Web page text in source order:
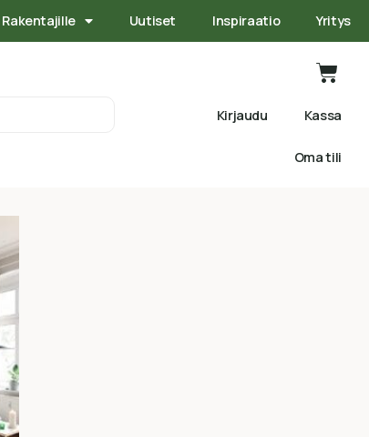
Rakentajille Uutiset Inspiraatio Yritys
Kirjaudu Kassa
Oma tili